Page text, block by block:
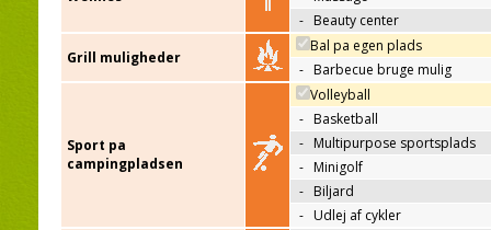
- Beauty center
Grill muligheder
Bal pa egen plads
- Barbecue bruge mulig
Sport pa
campingpladsen
Volleyball
- Basketball
- Multipurpose sportsplads
- Minigolf
- Biljard
- Udlej af cykler